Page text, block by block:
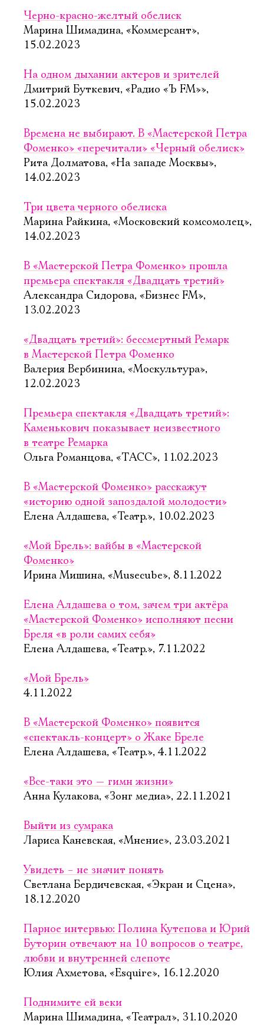
Черно-красно-желтый обелиск
Марина Шимадина, «Коммерсант»,
15.02.2023
На одном дыхании актеров и зрителей
Дмитрий Буткевич, «Радио «Ъ FM»»,
15.02.2023
Времена не выбирают. В «Мастерской Петра
Фоменко» «перечитали» «Черный обелиск»
Рита Долматова, «На западе Москвы»,
14.02.2023
Три цвета черного обелиска
Марина Райкина, «Московский комсомолец»,
14.02.2023
В «Мастерской Петра Фоменко» прошла
премьера спектакля «Двадцать третий»
Александра Сидорова, «Бизнес FM»,
13.02.2023
«Двадцать третий»: бессмертный Ремарк
в Мастерской Петра Фоменко
Валерия Вербинина, «Москультура»,
12.02.2023
Премьера спектакля «Двадцать третий»:
Каменькович показывает неизвестного
в театре Ремарка
Ольга Романцова, «ТАСС», 11.02.2023
В «Мастерской Фоменко» расскажут
«историю одной запоздалой молодости»
Елена Алдашева, «Театр.», 10.02.2023
«Мой Брель»: вайбы в «Мастерской
Фоменко»
Ирина Мишина, «Musecube», 8.11.2022
Елена Алдашева о том, зачем три актёра
«Мастерской Фоменко» исполняют песни
Бреля «в роли самих себя»
Елена Алдашева, «Театр.», 7.11.2022
«Мой Брель»
4.11.2022
В «Мастерской Фоменко» появится
«спектакль-концерт» о Жаке Бреле
Елена Алдашева, «Театр.», 4.11.2022
«Все-таки это — гимн жизни»
Анна Кулакова, «Зонг медиа», 22.11.2021
Выйти из сумрака
Лариса Каневская, «Мнение», 23.03.2021
Увидеть – не значит понять
Светлана Бердичевская, «Экран и Сцена»,
18.12.2020
Парное интервью: Полина Кутепова и Юрий
Буторин отвечают на 10 вопросов о театре,
любви и внутренней слепоте
Юлия Ахметова, «Esquire», 16.12.2020
Поднимите ей веки
Марина Шимадина, «Театрал», 31.10.2020